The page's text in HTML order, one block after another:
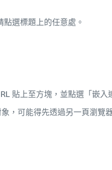
選標題上的任意處。
貼上至方塊，並點選「嵌入
，可能得先透過另一頁瀏覽